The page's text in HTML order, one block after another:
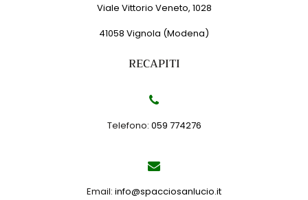
Viale Vittorio Veneto, 1028
41058 Vignola (Modena)
RECAPITI
Telefono: 059 774276
Email: info@spacciosanlucio.it